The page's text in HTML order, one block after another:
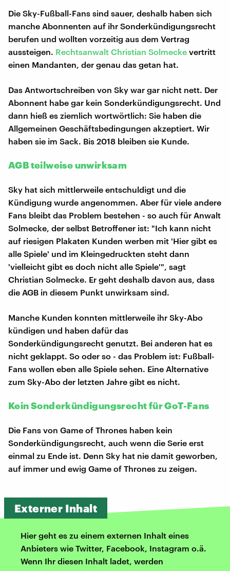
Die Sky-Fußball-Fans sind sauer, deshalb haben sich
manche Abonnenten auf ihr Sonderkündigungsrecht
berufen und wollten vorzeitig aus dem Vertrag
aussteigen. Rechtsanwalt Christian Solmecke vertritt
einen Mandanten, der genau das getan hat.
Das Antwortschreiben von Sky war gar nicht nett. Der
Abonnent habe gar kein Sonderkündigungsrecht. Und
dann hieß es ziemlich wortwörtlich: Sie haben die
Allgemeinen Geschäftsbedingungen akzeptiert. Wir
haben sie im Sack. Bis 2018 bleiben sie Kunde.
AGB teilweise unwirksam
Sky hat sich mittlerweile entschuldigt und die
Kündigung wurde angenommen. Aber für viele andere
Fans bleibt das Problem bestehen - so auch für Anwalt
Solmecke, der selbst Betroffener ist: "Ich kann nicht
auf riesigen Plakaten Kunden werben mit 'Hier gibt es
alle Spiele' und im Kleingedruckten steht dann
'vielleicht gibt es doch nicht alle Spiele'", sagt
Christian Solmecke. Er geht deshalb davon aus, dass
die AGB in diesem Punkt unwirksam sind.
Manche Kunden konnten mittlerweile ihr Sky-Abo
kündigen und haben dafür das
Sonderkündigungsrecht genutzt. Bei anderen hat es
nicht geklappt. So oder so - das Problem ist: Fußball-
Fans wollen eben alle Spiele sehen. Eine Alternative
zum Sky-Abo der letzten Jahre gibt es nicht.
Kein Sonderkündigungsrecht für GoT-Fans
Die Fans von Game of Thrones haben kein
Sonderkündigungsrecht, auch wenn die Serie erst
einmal zu Ende ist. Denn Sky hat nie damit geworben,
auf immer und ewig Game of Thrones zu zeigen.
Externer Inhalt
Hier geht es zu einem externen Inhalt eines
Anbieters wie Twitter, Facebook, Instagram o.ä.
Wenn Ihr diesen Inhalt ladet, werden